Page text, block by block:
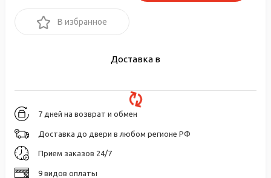
В избранное
Доставка в
7 дней на возврат и обмен
Доставка до двери в любом регионе РФ
Прием заказов 24/7
9 видов оплаты